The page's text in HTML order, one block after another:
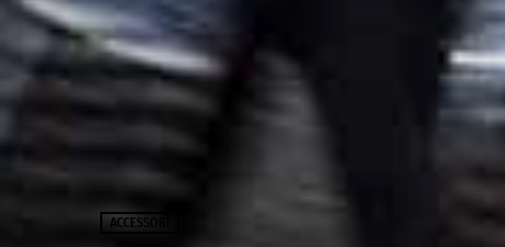
ACCESSORI